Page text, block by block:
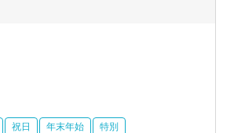
祝日 年末年始 特別